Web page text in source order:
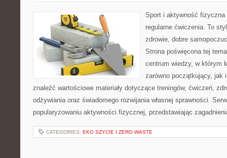
Sport i aktywność
regularne ćwiczenia. To
zdrowie, dobre
Strona poświęcona tej
centrum wiedzy, w którym
zarówno początkujący, jak
znaleźć wartościowe materiały dotyczące treningów, ćwiczeń,
odżywiania oraz świadomego rozwijania własnej sprawności.
popularyzowaniu aktywności fizycznej, przedstawiając
CATEGORIES: EKO SZYCIE I ZERO WASTE